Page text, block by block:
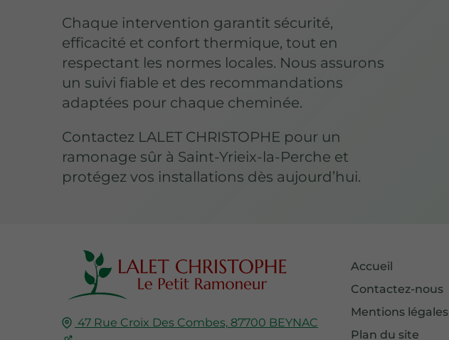
Chaque intervention garantit sécurité,
efficacité et confort thermique, tout en
respectant les normes locales. Nous assurons
un suivi fiable et des recommandations
adaptées pour chaque cheminée.
Contactez LALET CHRISTOPHE pour un
ramonage sûr à Saint-Yrieix-la-Perche et
protégez vos installations dès aujourd’hui.
47 Rue Croix Des Combes, 87700 BEYNAC
Accueil
Contactez-nous
Mentions légales
Plan du site